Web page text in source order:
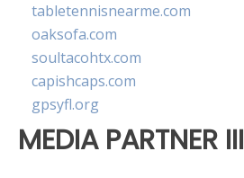
tabletennisnearme.com
oaksofa.com
soultacohtx.com
capishcaps.com
gpsyfl.org
MEDIA PARTNER III